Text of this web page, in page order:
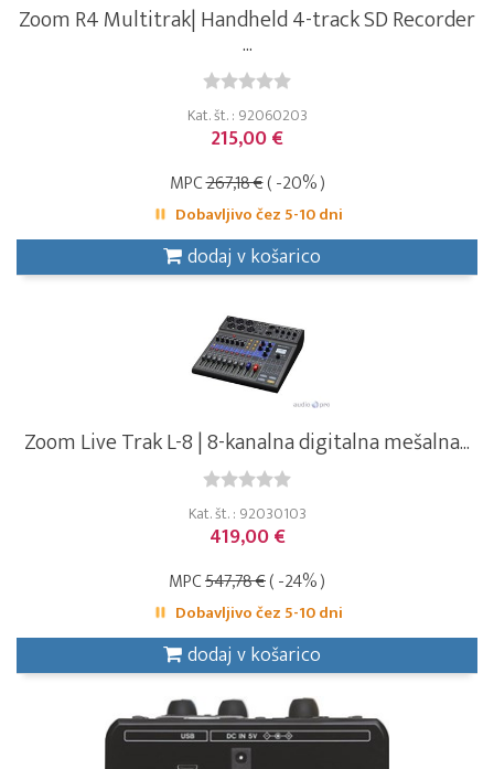
Zoom R4 Multitrak| Handheld 4-track SD Recorder
...
Kat. št. : 92060203
215,00 €
MPC267,18 €( -20% )
Dobavljivo čez 5-10 dni
dodaj v košarico
Zoom Live Trak L-8 | 8-kanalna digitalna mešalna...
Kat. št. : 92030103
419,00 €
MPC547,78 €( -24% )
Dobavljivo čez 5-10 dni
dodaj v košarico